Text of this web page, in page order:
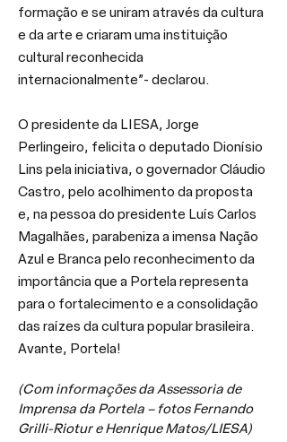
formação e se uniram através da cultura
e da arte e criaram uma instituição
cultural reconhecida
internacionalmente”- declarou.
O presidente da LIESA, Jorge
Perlingeiro, felicita o deputado Dionísio
Lins pela iniciativa, o governador Cláudio
Castro, pelo acolhimento da proposta
e, na pessoa do presidente Luís Carlos
Magalhães, parabeniza a imensa Nação
Azul e Branca pelo reconhecimento da
importância que a Portela representa
para o fortalecimento e a consolidação
das raízes da cultura popular brasileira.
Avante, Portela!
(Com informações da Assessoria de
Imprensa da Portela – fotos Fernando
Grilli-Riotur e Henrique Matos/LIESA)